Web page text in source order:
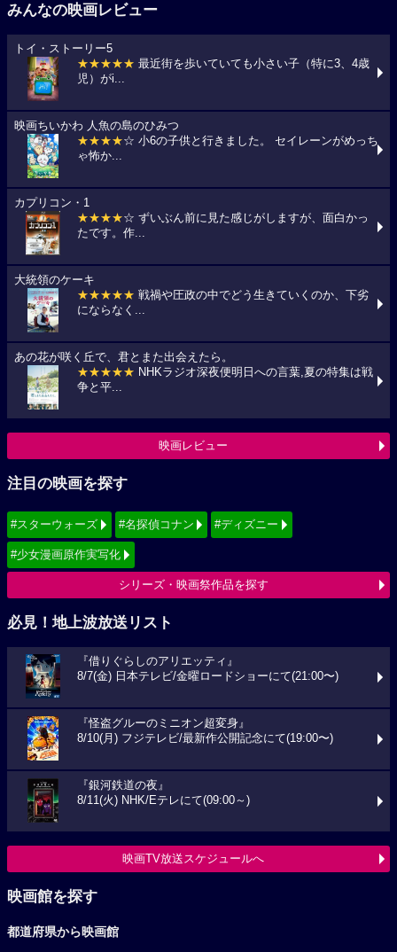
みんなの映画レビュー
トイ・ストーリー5
★★★★★ 最近街を歩いていても小さい子（特に3、4歳
児）がi...
映画ちいかわ 人魚の島のひみつ
★★★★☆ 小6の子供と行きました。 セイレーンがめっち
ゃ怖か...
カプリコン・1
★★★★☆ ずいぶん前に見た感じがしますが、面白かっ
たです。作...
大統領のケーキ
★★★★★ 戦禍や圧政の中でどう生きていくのか、下劣
にならなく...
あの花が咲く丘で、君とまた出会えたら。
★★★★★ NHKラジオ深夜便明日への言葉,夏の特集は戦
争と平...
映画レビュー
注目の映画を探す
#スターウォーズ #名探偵コナン #ディズニー
#少女漫画原作実写化
シリーズ・映画祭作品を探す
必見！地上波放送リスト
『借りぐらしのアリエッティ』
8/7(金) 日本テレビ/金曜ロードショーにて(21:00〜)
『怪盗グルーのミニオン超変身』
8/10(月) フジテレビ/最新作公開記念にて(19:00〜)
『銀河鉄道の夜』
8/11(火) NHK/Eテレにて(09:00～)
映画TV放送スケジュールへ
映画館を探す
都道府県から映画館